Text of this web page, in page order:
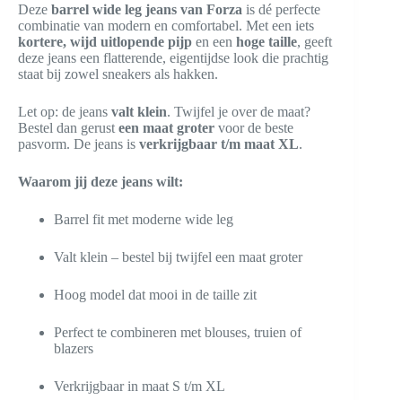
Deze barrel wide leg jeans van Forza is dé perfecte
combinatie van modern en comfortabel. Met een iets
kortere, wijd uitlopende pijp en een hoge taille, geeft
deze jeans een flatterende, eigentijdse look die prachtig
staat bij zowel sneakers als hakken.
Let op: de jeans valt klein. Twijfel je over de maat?
Bestel dan gerust een maat groter voor de beste
pasvorm. De jeans is verkrijgbaar t/m maat XL.
Waarom jij deze jeans wilt:
Barrel fit met moderne wide leg
Valt klein – bestel bij twijfel een maat groter
Hoog model dat mooi in de taille zit
Perfect te combineren met blouses, truien of
blazers
Verkrijgbaar in maat S t/m XL